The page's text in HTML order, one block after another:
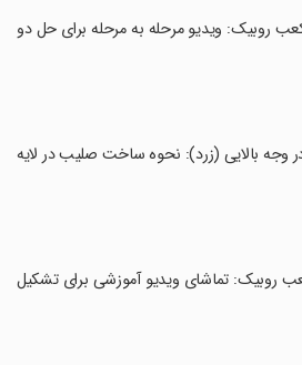
روبیک: ویدیو مرحله به مرحله برای حل دو
وجه بالایی (زرد): نحوه ساخت صلیب در لایه
روبیک: تماشای ویدیو آموزشی برای تشکیل